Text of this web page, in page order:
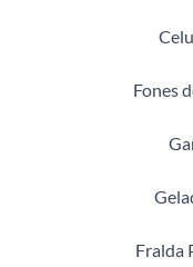
Fones
Fralda